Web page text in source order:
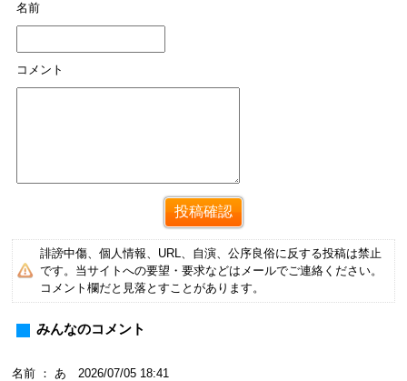
名前
コメント
誹謗中傷、個人情報、URL、自演、公序良俗に反する投稿は禁止
です。当サイトへの要望・要求などはメールでご連絡ください。
コメント欄だと見落とすことがあります。
みんなのコメント
名前 ： あ 2026/07/05 18:41